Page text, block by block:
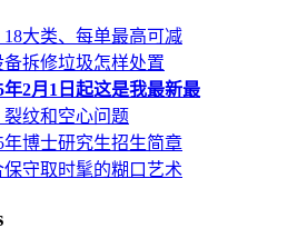
18大类、每单最高可减
拆修垃圾怎样处置
年2月1日起这是我最新最
纹和空心问题
年博士研究生招生简章
守取时髦的糊口艺术